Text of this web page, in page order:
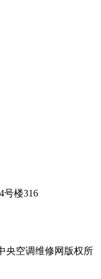
号楼316
央空调维修网版权所